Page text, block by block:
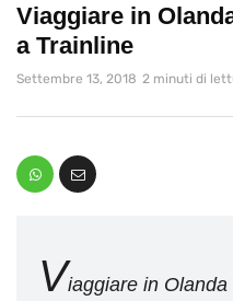
Viaggiare in
a Trainline
Settembre 13, 2018 2 minuti di
Viaggiare in